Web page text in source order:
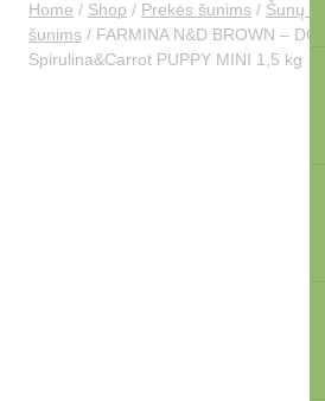
Home / Shop / Prekės šunims / Šunų
šunims / FARMINA N&D BROWN –
Spirulina&Carrot PUPPY MINI 1,5 kg